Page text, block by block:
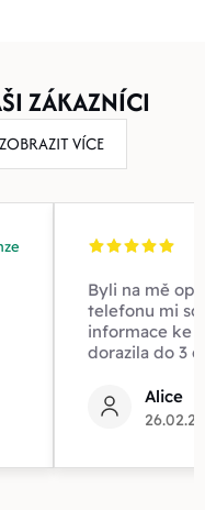
ZÁKAZNÍCI
ZOBRAZIT VÍCE
Byli na mě
telefonu mi
informace ke
dorazila do 3
Alice